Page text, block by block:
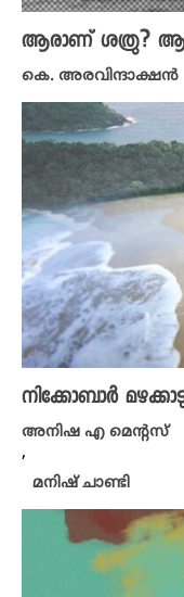
ആരാണ് ശത്രു?
കെ. അരവിന്ദാക്ഷൻ
നിക്കോബാർ
അനിഷ എ മെന്റസ്
,
മനിഷ് ചാണ്ടി